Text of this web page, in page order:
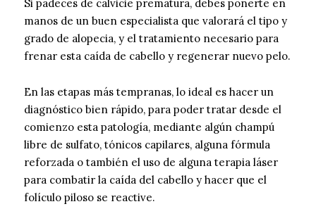
Si padeces de calvicie prematura, debes ponerte en
manos de un buen especialista que valorará el tipo y
grado de alopecia, y el tratamiento necesario para
frenar esta caída de cabello y regenerar nuevo pelo.
En las etapas más tempranas, lo ideal es hacer un
diagnóstico bien rápido, para poder tratar desde el
comienzo esta patología, mediante algún champú
libre de sulfato, tónicos capilares, alguna fórmula
reforzada o también el uso de alguna terapia láser
para combatir la caída del cabello y hacer que el
folículo piloso se reactive.